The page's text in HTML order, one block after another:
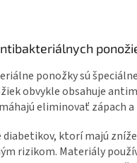
ponožky sú
obvykle obsahuje
eliminovať zápach
diabetikov, ktorí majú
rizikom. Materiály